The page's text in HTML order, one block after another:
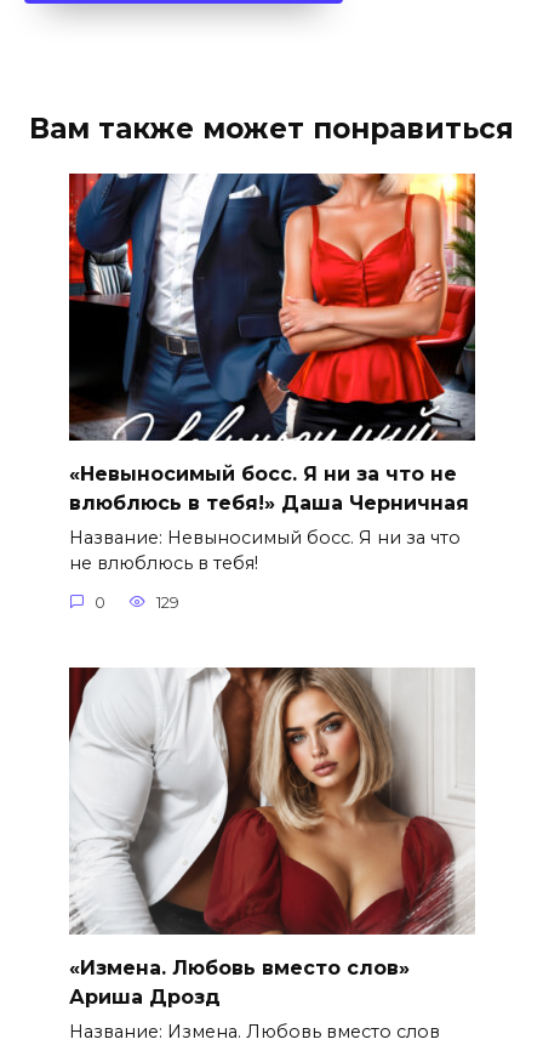
Вам также может понравиться
«Невыносимый босс. Я ни за что не
влюблюсь в тебя!» Даша Черничная
Название: Невыносимый босс. Я ни за что
не влюблюсь в тебя!
0 129
«Измена. Любовь вместо слов»
Ариша Дрозд
Название: Измена. Любовь вместо слов